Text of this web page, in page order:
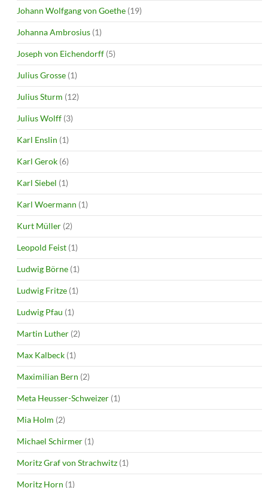
Johann Wolfgang von Goethe (19)
Johanna Ambrosius (1)
Joseph von Eichendorff (5)
Julius Grosse (1)
Julius Sturm (12)
Julius Wolff (3)
Karl Enslin (1)
Karl Gerok (6)
Karl Siebel (1)
Karl Woermann (1)
Kurt Müller (2)
Leopold Feist (1)
Ludwig Börne (1)
Ludwig Fritze (1)
Ludwig Pfau (1)
Martin Luther (2)
Max Kalbeck (1)
Maximilian Bern (2)
Meta Heusser-Schweizer (1)
Mia Holm (2)
Michael Schirmer (1)
Moritz Graf von Strachwitz (1)
Moritz Horn (1)